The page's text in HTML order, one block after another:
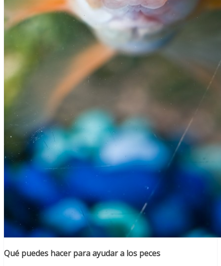
Qué puedes hacer para ayudar a los peces